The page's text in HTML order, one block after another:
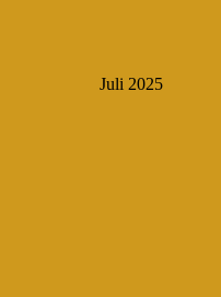
Juli 2025